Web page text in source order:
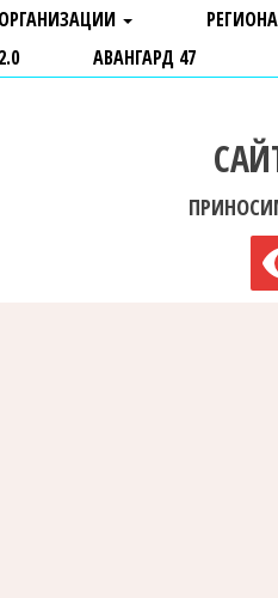
АВАНГАРД 47